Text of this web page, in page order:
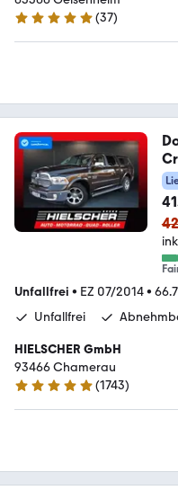
5 Sterne
(37)
Unfallfrei • EZ 07/2014•
Unfallfrei
HIELSCHER GmbH
93466 Chamerau
4.9 Sterne
(1743)